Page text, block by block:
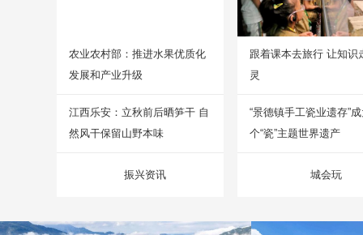
农业农村部：推进水果优质化
发展和产业升级
江西乐安：立秋前后晒笋干 自
然风干保留山野本味
振兴资讯
跟着课本去旅行 让知识
灵
“景德镇手工瓷业遗存”
个“瓷”主题世界遗产
城会玩